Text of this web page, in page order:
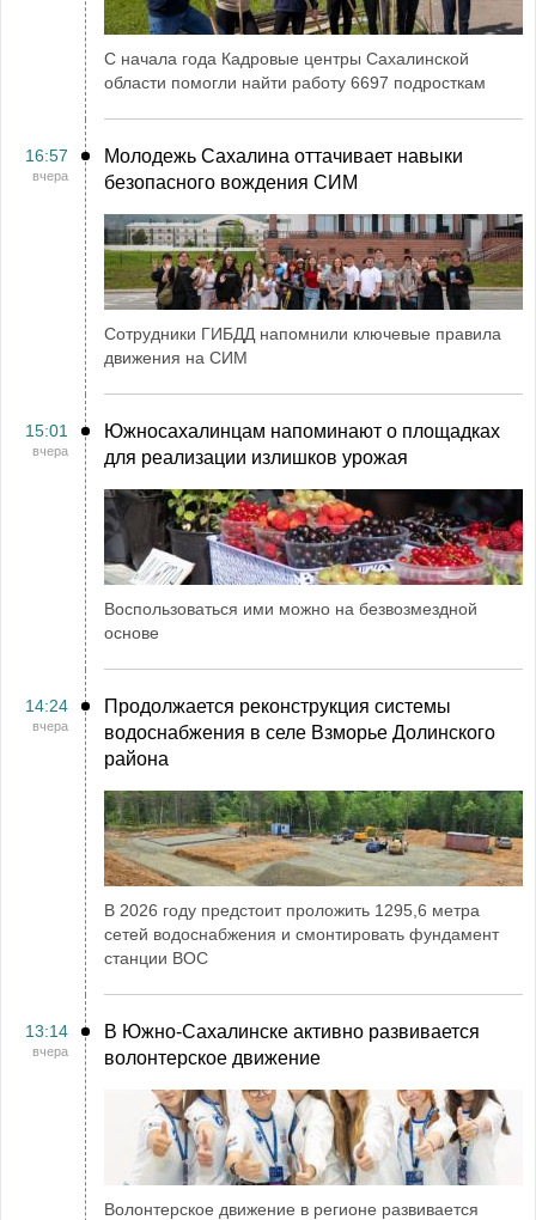
С начала года Кадровые центры Сахалинской
области помогли найти работу 6697 подросткам
16:57
вчера
Молодежь Сахалина оттачивает навыки
безопасного вождения СИМ
Сотрудники ГИБДД напомнили ключевые правила
движения на СИМ
15:01
вчера
Южносахалинцам напоминают о площадках
для реализации излишков урожая
Воспользоваться ими можно на безвозмездной
основе
14:24
вчера
Продолжается реконструкция системы
водоснабжения в селе Взморье Долинского
района
В 2026 году предстоит проложить 1295,6 метра
сетей водоснабжения и смонтировать фундамент
станции ВОС
13:14
вчера
В Южно-Сахалинске активно развивается
волонтерское движение
Волонтерское движение в регионе развивается